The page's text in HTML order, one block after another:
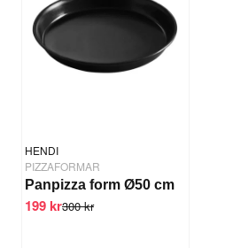
HENDI
PIZZAFORMAR
Panpizza form Ø50 cm
300 kr
199 kr